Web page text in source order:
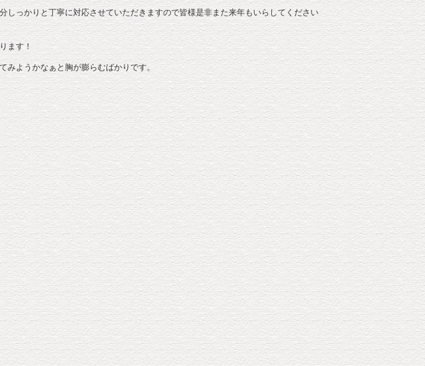
っかりと丁寧に対応させていただきますので皆様是非また来年もいらしてください
ます！
みようかなぁと胸が膨らむばかりです。